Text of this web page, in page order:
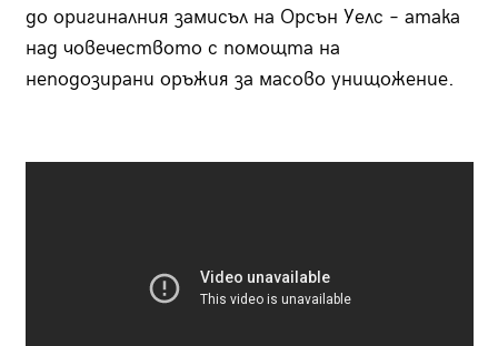
до оригиналния замисъл на Орсън Уелс – атака
над човечеството с помощта на
неподозирани оръжия за масово унищожение.